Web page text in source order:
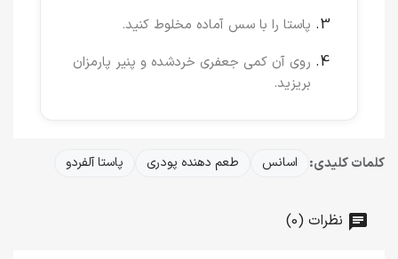
پاستا را با سس آماده مخلوط کنید.
روی آن کمی جعفری خردشده و پنیر پارمزان
بریزید.
کلمات کلیدی: اسانس طعم دهنده پودری پاستا آلفردو
نظرات (0)